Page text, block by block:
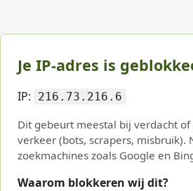
Je IP-adres is
IP: 216.73.216.6
Dit gebeurt meestal bij verdacht
verkeer (bots, scrapers, misbruik).
zoekmachines zoals Google en
Waarom blokkeren wij dit?